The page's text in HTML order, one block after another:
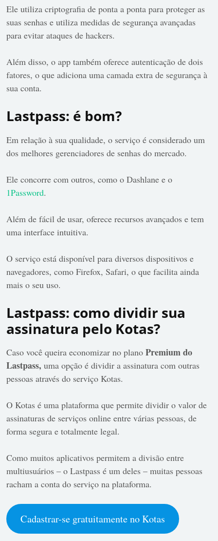
Ele utiliza criptografia de ponta a ponta para proteger as
suas senhas e utiliza medidas de segurança avançadas
para evitar ataques de hackers.
Além disso, o app também oferece autenticação de dois
fatores, o que adiciona uma camada extra de segurança à
sua conta.
Lastpass: é bom?
Em relação à sua qualidade, o serviço é considerado um
dos melhores gerenciadores de senhas do mercado.
Ele concorre com outros, como o Dashlane e o
1Password.
Além de fácil de usar, oferece recursos avançados e tem
uma interface intuitiva.
O serviço está disponível para diversos dispositivos e
navegadores, como Firefox, Safari, o que facilita ainda
mais o seu uso.
Lastpass: como dividir sua
assinatura pelo Kotas?
Caso você queira economizar no planoPremium do
Lastpass, uma opção é dividir a assinatura com outras
pessoas através do serviço Kotas.
O Kotas é uma plataforma que permite dividir o valor de
assinaturas de serviços online entre várias pessoas, de
forma segura e totalmente legal.
Como muitos aplicativos permitem a divisão entre
multiusuários – o Lastpass é um deles – muitas pessoas
racham a conta do serviço na plataforma.
Cadastrar-se gratuitamente no Kotas